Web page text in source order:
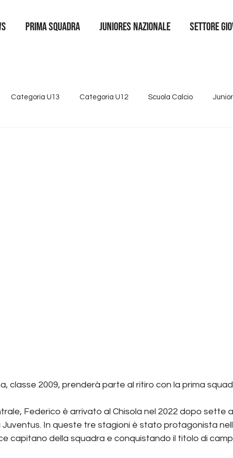
Prima squadra juniores nazionale SETTORE
Categoria U13 Categoria U12 Scuola Calcio
classe 2009, prenderà parte al ritiro con la prima
Federico è arrivato al Chisola nel 2022 dopo sette
Juventus. In queste tre stagioni è stato protagonista
capitano della squadra e conquistando il titolo di